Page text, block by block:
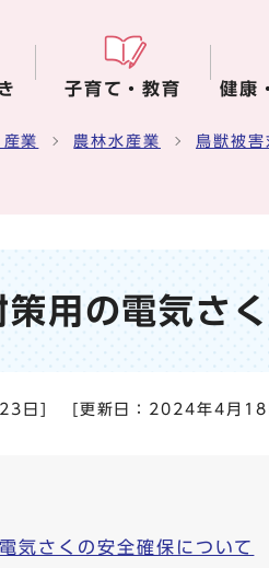
子育て・教育 健康
業 農林水産業 鳥獣被害
策用の電気さ
日 [更新日： 2024年4月18
気さくの安全確保について